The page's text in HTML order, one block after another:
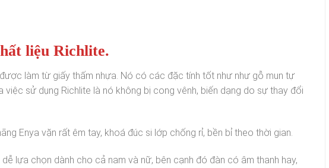
liệu Richlite.
làm từ giấy thấm nhựa. Nó có các đặc tính tốt như như gỗ mun tự
sử dụng Richlite là nó không bị cong vênh, biến dạng do sự thay đổi
Enya vặn rất êm tay, khoá đúc si lớp chống rỉ, bền bỉ theo thời gian.
lựa chọn dành cho cả nam và nữ, bên cạnh đó đàn có âm thanh hay,